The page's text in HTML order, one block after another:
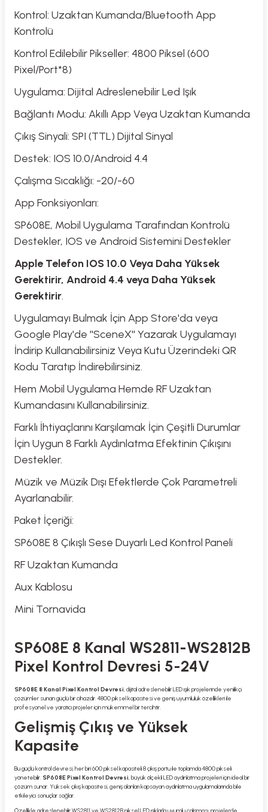
Kontrol: Uzaktan Kumanda/Bluetooth App
Kontrolü
Kontrol Edilebilir Pikseller: 4800 Piksel (600
Pixel/Port*8)
Uygulama: Dijital Adreslenebilir Led Işık
Bağlantı Modu: Akıllı App Veya Uzaktan Kumanda
Çıkış Sinyali: SPI (TTL) Dijital Sinyal
Destek: IOS 10.0/Android 4.4
Çalışma Sıcaklığı: -20/-60
App Fonksiyonları:
SP608E, Mobil Uygulama Tarafından Kontrolü
Destekler, IOS ve Android Sistemini Destekler
Apple Telefon IOS 10.0 Veya Daha Yüksek
Gerektirir, Android 4.4 veya Daha Yüksek
Gerektirir.
Uygulamayı Bulmak İçin App Store'da veya
Google Play'de ''SceneX'' Yazarak Uygulamayı
İndirip Kullanabilirsiniz Veya Kutu Üzerindeki QR
Kodu Taratıp İndirebilirsiniz.
Hem Mobil Uygulama Hemde RF Uzaktan
Kumandasını Kullanabilirsiniz.
Farklı İhtiyaçlarını Karşılamak İçin Çeşitli Durumlar
İçin Uygun 8 Farklı Aydınlatma Efektinin Çıkışını
Destekler.
Müzik ve Müzik Dışı Efektlerde Çok Parametreli
Ayarlanabilir.
Paket İçeriği:
SP608E 8 Çıkışlı Sese Duyarlı Led Kontrol Paneli
RF Uzaktan Kumanda
Aux Kablosu
Mini Tornavida
SP608E 8 Kanal WS2811-WS2812B
Pixel Kontrol Devresi 5-24V
SP608E 8 Kanal Pixel Kontrol Devresi, dijital adreslenebilir LED ışık projelerinde yenilikçi
çözümler sunan güçlü bir cihazdır. 4800 piksel kapasitesi ve geniş uyumluluk özellikleri ile
profesyonel ve yaratıcı projeler için mükemmel bir tercihtir.
Gelişmiş Çıkış ve Yüksek
Kapasite
Bu güçlü kontrol devresi, her biri 600 piksel kapasiteli 8 çıkış portu ile toplamda 4800 pikseli
yönetebilir. SP608E Pixel Kontrol Devresi, büyük ölçekli LED aydınlatma projeleri için ideal bir
çözüm sunar. Yüksek çıkış kapasitesi, geniş alanları kapsayan aydınlatma uygulamalarında bile
etkileyici sonuçlar sağlar.